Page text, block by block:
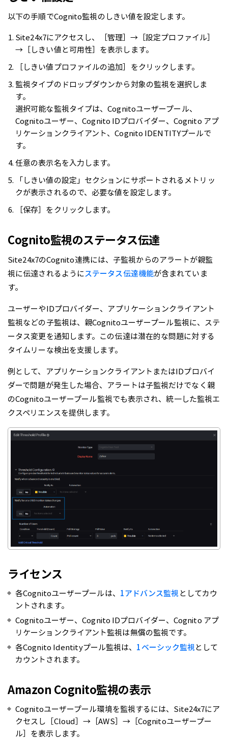
以下の手順でCognito監視のしきい値を設定します。
Site24x7にアクセスし、［管理］→［設定プロファイル］
→［しきい値と可用性］を表示します。
［しきい値プロファイルの追加］をクリックします。
監視タイプのドロップダウンから対象の監視を選択しま
す。
選択可能な監視タイプは、Cognitoユーザープール、
Cognitoユーザー、Cognito IDプロバイダー、Cognito アプ
リケーションクライアント、Cognito IDENTITYプールで
す。
任意の表示名を入力します。
「しきい値の設定」セクションにサポートされるメトリッ
クが表示されるので、必要な値を設定します。
［保存］をクリックします。
Cognito監視のステータス伝達
Site24x7のCognito連携には、子監視からのアラートが親監
視に伝達されるようにステータス伝達機能が含まれていま
す。
ユーザーやIDプロバイダー、アプリケーションクライアント
監視などの子監視は、親Cognitoユーザープール監視に、ステ
ータス変更を通知します。この伝達は潜在的な問題に対する
タイムリーな検出を支援します。
例として、アプリケーションクライアントまたはIDプロバイ
ダーで問題が発生した場合、アラートは子監視だけでなく親
のCognitoユーザープール監視でも表示され、統一した監視エ
クスペリエンスを提供します。
ライセンス
各Cognitoユーザープールは、 1アドバンス監視としてカウ
ントされます。
Cognitoユーザー、Cognito IDプロバイダー、Cognito アプ
リケーションクライアント監視は無償の監視です。
各Cognito Identityプール監視は、 1ベーシック監視として
カウントされます。
Amazon Cognito監視の表示
Cognitoユーザープール環境を監視するには、Site24x7にア
クセスし［Cloud］→［AWS］→［Cognitoユーザープー
ル］を表示します。